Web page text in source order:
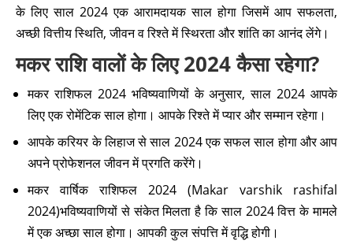
के लिए साल 2024 एक आरामदायक साल होगा जिसमें आप सफलता,
अच्छी वित्तीय स्थिति, जीवन व रिश्ते में स्थिरता और शांति का आनंद लेंगे।
मकर राशि वालों के लिए 2024 कैसा रहेगा?
मकर राशिफल 2024 भविष्यवाणियों के अनुसार, साल 2024 आपके
लिए एक रोमेंटिक साल होगा। आपके रिश्ते में प्यार और सम्मान रहेगा।
आपके करियर के लिहाज से साल 2024 एक सफल साल होगा और आप
अपने प्रोफेशनल जीवन में प्रगति करेंगे।
मकर वार्षिक राशिफल 2024 (Makar varshik rashifal
2024)भविष्यवाणियों से संकेत मिलता है कि साल 2024 वित्त के मामले
में एक अच्छा साल होगा। आपकी कुल संपत्ति में वृद्धि होगी।